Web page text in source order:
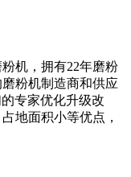
机，拥有22年磨粉
粉机制造商和供应
专家优化升级改
地面积小等优点，